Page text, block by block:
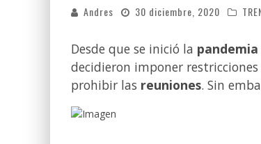
Andres 30 diciembre, 2020
Desde que se inició la pandemia
decidieron imponer
prohibir las reuniones. Sin